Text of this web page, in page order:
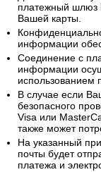
платежный шлюз
Вашей карты.
информации
Соединение с
информации
использованием
В случае если
безопасного
Visa или
также может
На указанный
почты будет
платежа и